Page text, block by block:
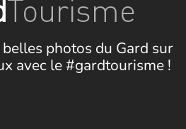
Tourisme
photos du Gard sur
avec le #gardtourisme !